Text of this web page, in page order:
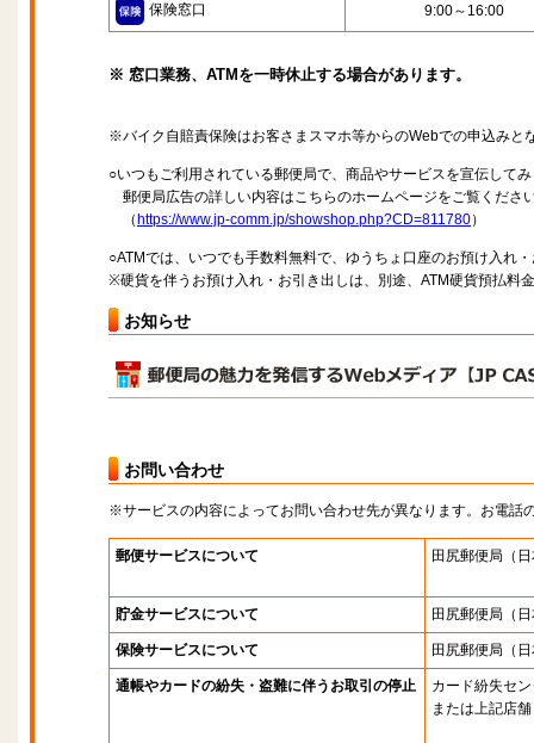
保険窓口 9:00～16:00
※ 窓口業務、ATMを一時休止する場合があります。
※バイク自賠責保険はお客さまスマホ等からのWebでの申込みと
○いつもご利用されている郵便局で、商品やサービスを宣伝して
郵便局広告の詳しい内容はこちらのホームページをご覧くださ
（ https://www.jp-comm.jp/showshop.php?CD=811780）
○ATMでは、いつでも手数料無料で、ゆうちょ口座のお預け入れ
※硬貨を伴うお預け入れ・お引き出しは、別途、ATM硬貨預払料
お知らせ
お問い合わせ
※サービスの内容によってお問い合わせ先が異なります。お電話
郵便サービスについて 田尻郵便局 （
貯金サービスについて 田尻郵便局 （
保険サービスについて 田尻郵便局 （
通帳やカードの紛失・盗難に伴うお取引の停止
カード紛失セ
または上記店舗